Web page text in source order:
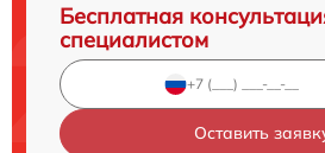
Бесплатная
специалистом
Оставить